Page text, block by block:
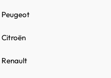
Peugeot
Citroën
Renault